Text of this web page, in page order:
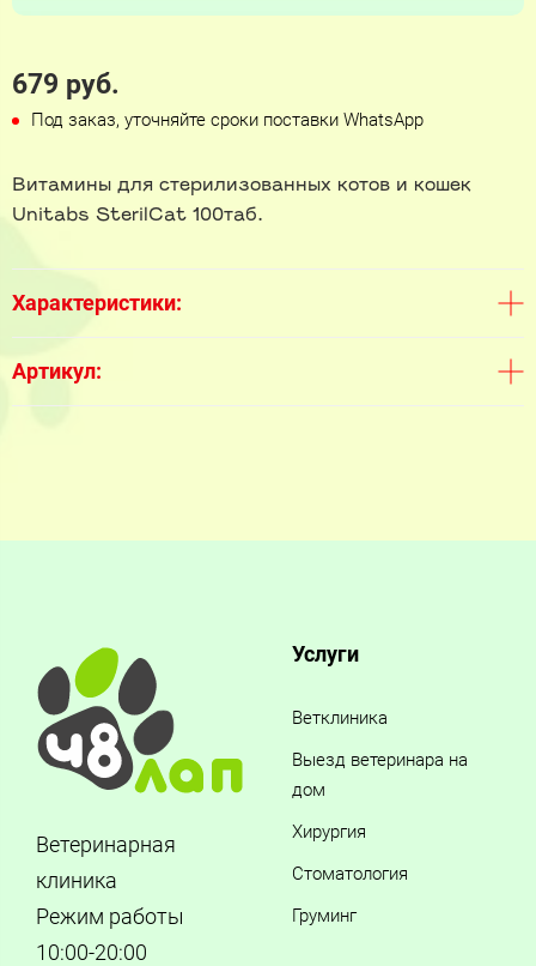
679 руб.
Под заказ, уточняйте сроки поставки WhatsApp
Витамины для стерилизованных котов и кошек
Unitabs SterilCat 100таб.
Характеристики:
Артикул:
Ветеринарная
клиника
Режим работы
10:00-20:00
Услуги
Ветклиника
Выезд ветеринара на
дом
Хирургия
Стоматология
Груминг